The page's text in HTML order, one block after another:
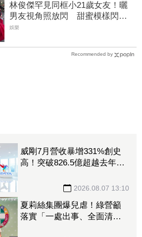
林俊傑罕見同框小21歲女友！曬
男友視角照放閃 甜蜜模樣閃瞎
人
娛樂
Recommended by
威剛7月營收暴增331%創史
高！突破826.5億超越去年全
2026.08.07 13:10
夏莉絲集團爆兒虐！綠營籲
落實「一處出事、全面清